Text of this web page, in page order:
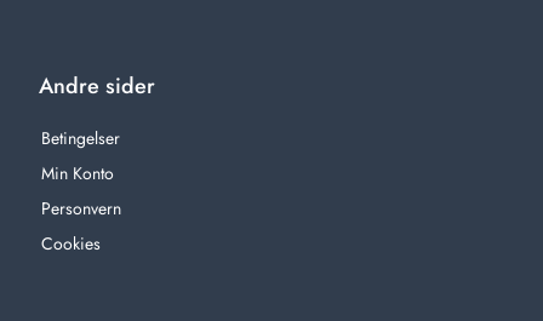
Andre sider
Betingelser
Min Konto
Personvern
Cookies